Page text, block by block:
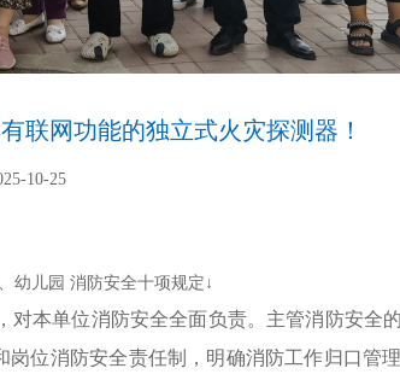
联网功能的独立式火灾探测器！
10-25
幼儿园 消防安全十项规定↓
本单位消防安全全面负责。主管消防安全
位消防安全责任制，明确消防工作归口管